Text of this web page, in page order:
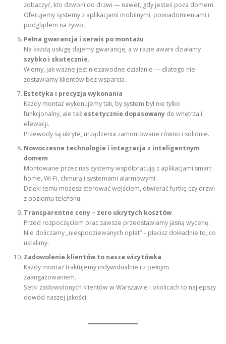
zobaczyć, kto dzwoni do drzwi — nawet, gdy jesteś poza domem.
Oferujemy systemy z aplikacjami mobilnymi, powiadomieniami i
podglądem na żywo.
Pełna gwarancja i serwis po montażu
Na każdą usługę dajemy gwarancję, a w razie awarii działamy
szybko i skutecznie.
Wiemy, jak ważne jest niezawodne działanie — dlatego nie
zostawiamy klientów bez wsparcia.
Estetyka i precyzja wykonania
Każdy montaż wykonujemy tak, by system był nie tylko
funkcjonalny, ale też estetycznie dopasowany do wnętrza i
elewacji.
Przewody są ukryte, urządzenia zamontowane równo i solidnie.
Nowoczesne technologie i integracja z inteligentnym
domem
Montowane przez nas systemy współpracują z aplikacjami smart
home, Wi-Fi, chmurą i systemami alarmowymi.
Dzięki temu możesz sterować wejściem, otwierać furtkę czy drzwi
z poziomu telefonu.
Transparentne ceny – zero ukrytych kosztów
Przed rozpoczęciem prac zawsze przedstawiamy jasną wycenę.
Nie doliczamy „niespodziewanych opłat” – płacisz dokładnie to, co
ustalimy.
Zadowolenie klientów to nasza wizytówka
Każdy montaż traktujemy indywidualnie i z pełnym
zaangażowaniem.
Setki zadowolonych klientów w Warszawie i okolicach to najlepszy
dowód naszej jakości.